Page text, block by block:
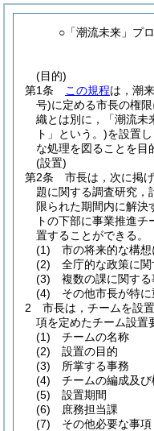
○「潮流未来」プ
(目的)
第1条
この規程は，潮
号)に定める市長の権
織とは別に，「潮流未
ト」という。)を設置
な処理を図ることを目
(設置)
第2条
市長は，次に掲
題に関する調査研究，
限られた期間内に解決
トの下部に事業推進チ
置することができる。
(1)
市の将来的な構想
(2)
全庁的な政策に関
(3)
複数の課に関する
(4)
その他市長が特に
2
市長は，チームを設
項を定めたチーム設置
(1)
チームの名称
(2)
設置の目的
(3)
所掌する事務
(4)
チームの編成及
(5)
設置期間
(6)
庶務担当課
(7)
その他必要な事項